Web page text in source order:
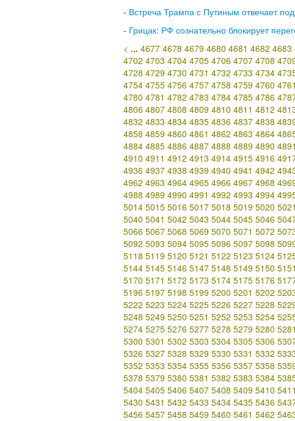
- Встреча Трампа с Путиным отвечает
- Грицак: РФ сознательно блокирует
< ... 4677 4678 4679 4680 4681 4682 4683
4702 4703 4704 4705 4706 4707 4708
4728 4729 4730 4731 4732 4733 4734
4754 4755 4756 4757 4758 4759 4760 4761
4780 4781 4782 4783 4784 4785 4786
4806 4807 4808 4809 4810 4811 4812
4832 4833 4834 4835 4836 4837 4838
4858 4859 4860 4861 4862 4863 4864
4884 4885 4886 4887 4888 4889 4890 4891
4910 4911 4912 4913 4914 4915 4916
4936 4937 4938 4939 4940 4941 4942
4962 4963 4964 4965 4966 4967 4968
4988 4989 4990 4991 4992 4993 4994
5014 5015 5016 5017 5018 5019 5020 5021
5040 5041 5042 5043 5044 5045 5046
5066 5067 5068 5069 5070 5071 5072
5092 5093 5094 5095 5096 5097 5098
5118 5119 5120 5121 5122 5123 5124
5144 5145 5146 5147 5148 5149 5150 5151
5170 5171 5172 5173 5174 5175 5176
5196 5197 5198 5199 5200 5201 5202
5222 5223 5224 5225 5226 5227 5228
5248 5249 5250 5251 5252 5253 5254
5274 5275 5276 5277 5278 5279 5280 5281
5300 5301 5302 5303 5304 5305 5306
5326 5327 5328 5329 5330 5331 5332
5352 5353 5354 5355 5356 5357 5358
5378 5379 5380 5381 5382 5383 5384
5404 5405 5406 5407 5408 5409 5410 5411
5430 5431 5432 5433 5434 5435 5436
5456 5457 5458 5459 5460 5461 5462